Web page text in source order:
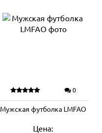
0
Мужская футболка LMFAO
Цена: